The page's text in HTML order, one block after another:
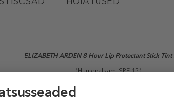
ELIZABETH ARDEN 8 Hour Lip Protectant Stick Tint
(Huulepalsam, SPF 15)
Stick Tint SPF15kaitsev ja tooniv huulepalsam aitab